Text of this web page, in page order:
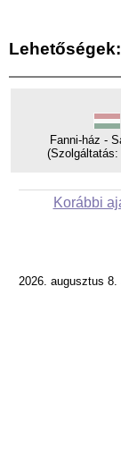
Lehetőségek:
Fanni-ház -
(Szolgáltatás:
Korábbi
2026. augusztus